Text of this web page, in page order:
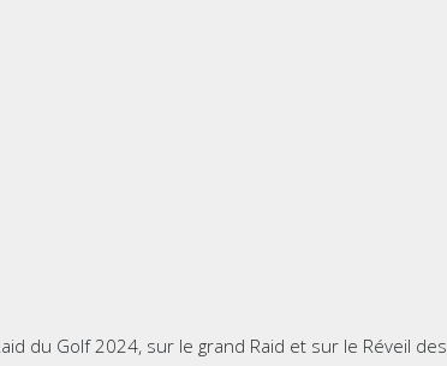
du Golf 2024, sur le grand Raid et sur le Réveil des